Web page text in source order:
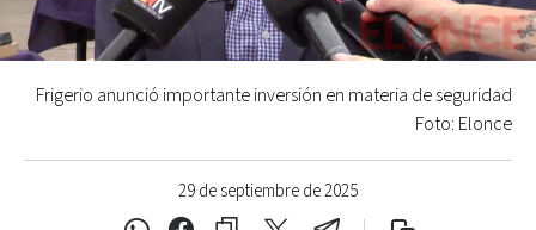
29 de septiembre de 2025
Frigerio anunció importante inversión en materia de seguridad
Foto: Elonce